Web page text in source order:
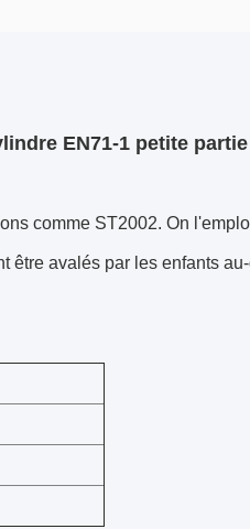
EN71-1 petite partie
comme ST2002. On
être avalés par les enfants